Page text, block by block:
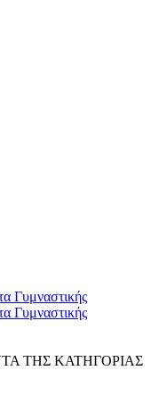
Γυμναστικής
Γυμναστικής
ΤΗΣ ΚΑΤΗΓΟΡΙΑΣ